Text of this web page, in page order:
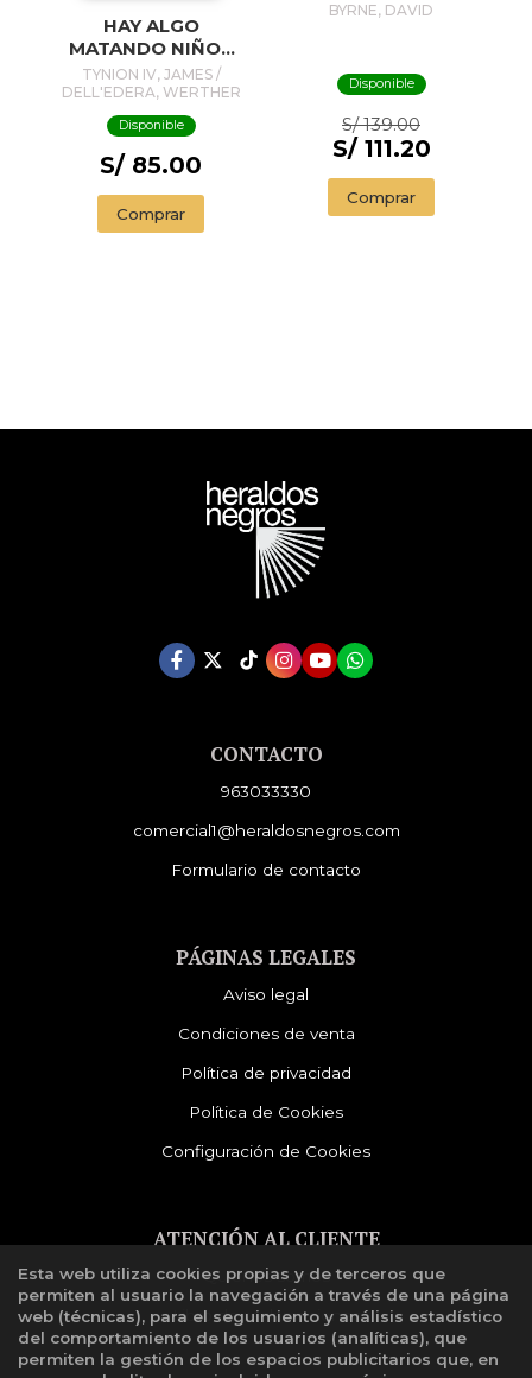
HAY ALGO
MATANDO NIÑOS
Nº 01
TYNION IV, JAMES /
DELL'EDERA, WERTHER
Disponible
S/ 85.00
Comprar
BYRNE, DAVID
Disponible
S/ 139.00
S/ 111.20
Comprar
CONTACTO
963033330
comercial1@heraldosnegros.com
Formulario de contacto
PÁGINAS LEGALES
Aviso legal
Condiciones de venta
Política de privacidad
Política de Cookies
Configuración de Cookies
ATENCIÓN AL CLIENTE
Quiénes somos
Libro de reclamaciones
Esta web utiliza cookies propias y de terceros que
permiten al usuario la navegación a través de una página
web (técnicas), para el seguimiento y análisis estadístico
del comportamiento de los usuarios (analíticas), que
permiten la gestión de los espacios publicitarios que, en